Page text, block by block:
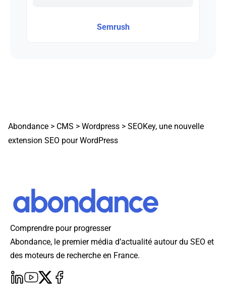
Semrush
Abondance > CMS > Wordpress > SEOKey, une nouvelle
extension SEO pour WordPress
Comprendre pour progresser
Abondance, le premier média d’actualité autour du SEO et
des moteurs de recherche en France.